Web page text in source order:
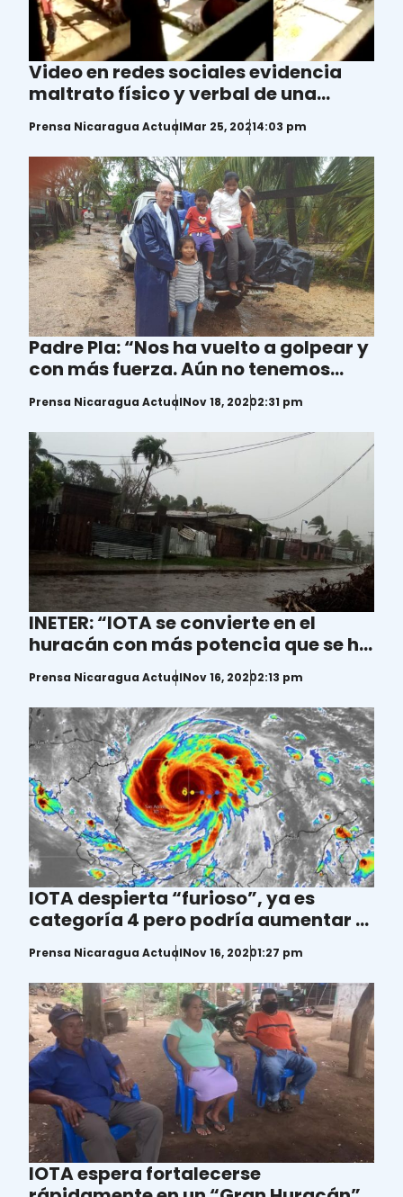
Video en redes sociales evidencia
maltrato físico y verbal de una
madre a sus dos hijos en Bilwi
Prensa Nicaragua ActualMar 25, 20214:03 pm
Padre Pla: “Nos ha vuelto a golpear y
con más fuerza. Aún no tenemos
noticias de las comunidades”
Prensa Nicaragua ActualNov 18, 20202:31 pm
INETER: “IOTA se convierte en el
huracán con más potencia que se ha
acercado a Nicaragua”
Prensa Nicaragua ActualNov 16, 20202:13 pm
IOTA despierta “furioso”, ya es
categoría 4 pero podría aumentar a
Prensa Nicaragua ActualNov 16, 20201:27 pm
IOTA espera fortalecerse